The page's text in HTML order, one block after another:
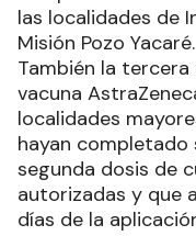
las localidades de
Misión Pozo Yacaré.
También la
vacuna
localidades
hayan completado
segunda dosis de
autorizadas y que
días de la